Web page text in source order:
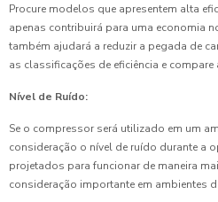
Procure modelos que apresentem alta
apenas contribuirá para uma economia
também ajudará a reduzir a pegada de
as classificações de eficiência e
Nível de Ruído:
Se o compressor será utilizado em um
consideração o nível de ruído durante a
projetados para funcionar de maneira
consideração importante em ambientes